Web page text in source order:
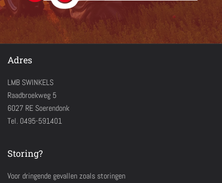
Adres
LMB SWINKELS
Raadbroekweg 5
6027 RE Soerendonk
Tel. 0495-591401
Storing?
Voor dringende gevallen zoals storingen